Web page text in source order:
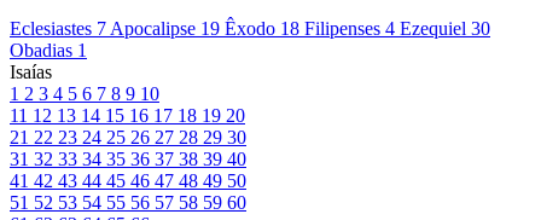
Eclesiastes 7 Apocalipse 19 Êxodo 18 Filipenses 4 Ezequiel 30
Obadias 1
Isaías
1 2 3 4 5 6 7 8 9 10
11 12 13 14 15 16 17 18 19 20
21 22 23 24 25 26 27 28 29 30
31 32 33 34 35 36 37 38 39 40
41 42 43 44 45 46 47 48 49 50
51 52 53 54 55 56 57 58 59 60